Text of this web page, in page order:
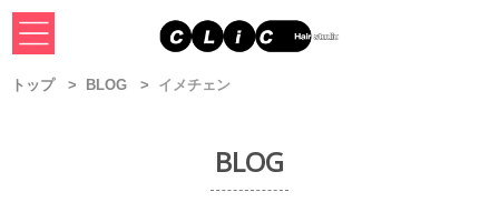
トップ BLOG イメチェン
BLOG